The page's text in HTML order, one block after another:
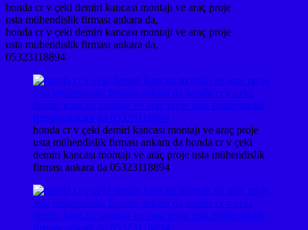
honda cr v çeki demiri kancası montajı ve araç proje
usta mühendislik firması ankara da,
honda cr v çeki demiri kancası montajı ve araç proje
usta mühendislik firması ankara da,
05323118894
honda cr v çeki demiri kancası montajı ve araç proje
usta mühendislik firması ankara da honda cr v çeki
demiri kancası montajı ve araç proje usta mühendislik
firması ankara da 05323118894